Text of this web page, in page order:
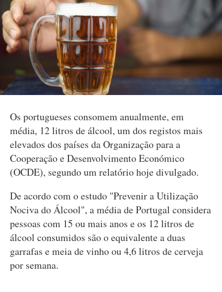
Os portugueses consomem anualmente, em
média, 12 litros de álcool, um dos registos mais
elevados dos países da Organização para a
Cooperação e Desenvolvimento Económico
(OCDE), segundo um relatório hoje divulgado.
De acordo com o estudo "Prevenir a Utilização
Nociva do Álcool", a média de Portugal considera
pessoas com 15 ou mais anos e os 12 litros de
álcool consumidos são o equivalente a duas
garrafas e meia de vinho ou 4,6 litros de cerveja
por semana.